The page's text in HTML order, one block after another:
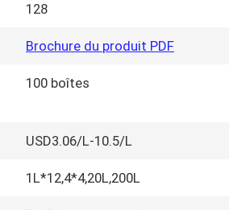
128
Brochure du produit PDF
100 boîtes
USD3.06/L-10.5/L
1L*12,4*4,20L,200L